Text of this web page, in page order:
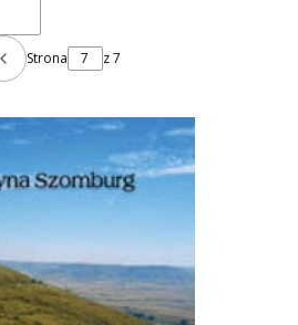
Poprzednie produkty
Strona z 7